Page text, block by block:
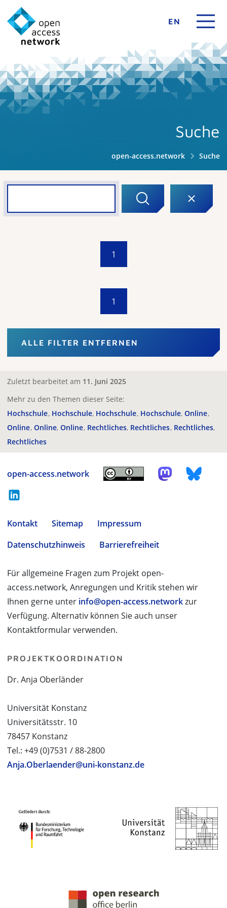
EN
Suche
open-access.network Suche
1
1
ALLE FILTER ENTFERNEN
Zuletzt bearbeitet am 11. Juni 2025
Mehr zu den Themen dieser Seite:
Hochschule Hochschule Hochschule Hochschule Online
Online Online Online Rechtliches Rechtliches Rechtliches
Rechtliches
open-access.network
Kontakt Sitemap
Impressum
Datenschutzhinweis
Barrierefreiheit
Für allgemeine Fragen zum Projekt open-
access.network, Anregungen und Kritik stehen wir
Ihnen gerne unter info@open-access.networkzur
Verfügung. Alternativ können Sie auch unser
Kontaktformular verwenden.
PROJEKTKOORDINATION
Dr. Anja Oberländer
Universität Konstanz
Universitätsstr. 10
78457 Konstanz
Tel.: +49 (0)7531 / 88-2800
Anja.Oberlaender@uni-konstanz.de